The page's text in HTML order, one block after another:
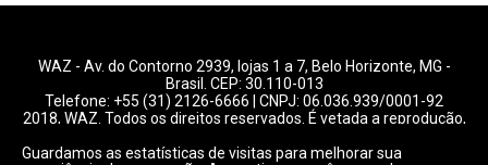
WAZ - Av. do Contorno 2939, lojas 1 a 7, Belo Horizonte, MG -
Brasil. CEP: 30.110-013
Telefone: +55 (31) 2126-6666 | CNPJ: 06.036.939/0001-92
2018, WAZ. Todos os direitos reservados. É vetada a reprodução,
Guardamos as estatísticas de visitas para melhorar sua